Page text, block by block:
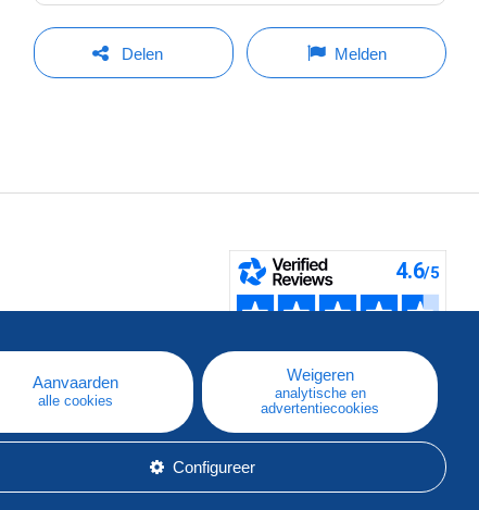
Delen Melden
Aanvaarden
alle cookies
Weigeren
analytische en
advertentiecookies
Configureer